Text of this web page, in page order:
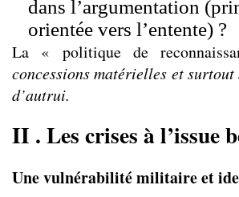
dans l’argumentation
orientée vers l’entente) ?
La « politique de
concessions matérielles et
d’autrui.
II . Les crises à l’issue
Une vulnérabilité militaire et